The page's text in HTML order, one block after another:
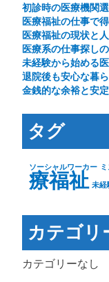
初診時の医療機関
医療福祉の仕事で
医療福祉の現状と
医療系の仕事探し
未経験から始める
退院後も安心な暮
金銭的な余裕と安
タグ
ソーシャルワーカー
療福祉 未経
カテゴリ
カテゴリーなし